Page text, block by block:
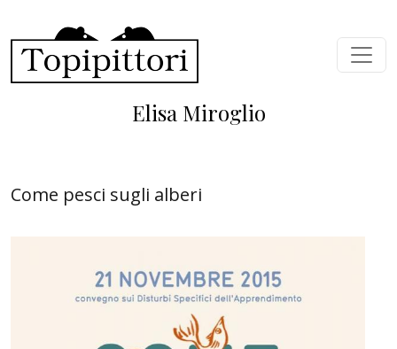
Elisa Miroglio
Come pesci sugli alberi